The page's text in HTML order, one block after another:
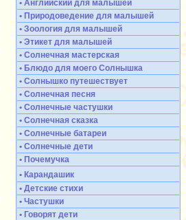
• Английский для малышей
• Природоведение для малышей
• Зоология для малышей
• Этикет для малышей
• Солнечная мастерская
• Блюдо для моего Солнышка
• Солнышко путешествует
• Солнечная песня
• Солнечные частушки
• Солнечная сказка
• Солнечные батареи
• Солнечные дети
• Почемучка
• Карандашик
• Детские стихи
• Частушки
• Говорят дети